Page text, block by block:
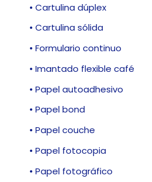
• Cartulina dúplex
• Cartulina sólida
• Formulario continuo
• Imantado flexible café
• Papel autoadhesivo
• Papel bond
• Papel couche
• Papel fotocopia
• Papel fotográfico